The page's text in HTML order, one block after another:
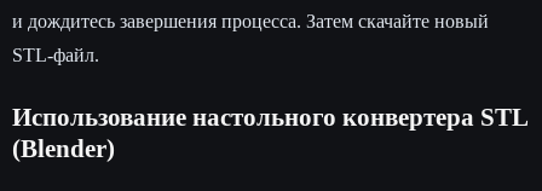
и дождитесь завершения процесса. Затем скачайте новый
STL-файл.
Использование настольного конвертера STL
(Blender)